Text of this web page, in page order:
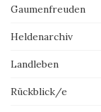
Gaumenfreuden
Heldenarchiv
Landleben
Rückblick/e